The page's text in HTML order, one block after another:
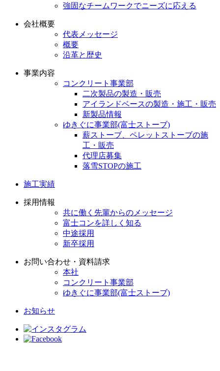
強固なチームワークでニーズに応える
会社概要
代表メッセージ
概要
沿革と歴史
事業内容
コンクリート事業部
二次製品の製造・販売
アイランドベースの製造・施工・販売
新製品情報
ゆきぐに事業部(富士ストーブ)
薪ストーブ、ペレットストーブの施
工・販売
代理店募集
落雪STOPの施工
施工実績
採用情報
共に働く先輩からのメッセージ
富士コンを詳しく知る
中途採用
新卒採用
お問い合わせ・資料請求
本社
コンクリート事業部
ゆきぐに事業部(富士ストーブ)
お知らせ